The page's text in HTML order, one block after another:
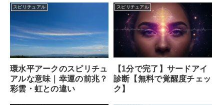
スピリチュアル
環水平アークのスピリチュ
アルな意味｜幸運の前兆？
彩雲・虹との違い
スピリチュアル
【1分で完了】サードアイ
診断【無料で覚醒度チェッ
ク】